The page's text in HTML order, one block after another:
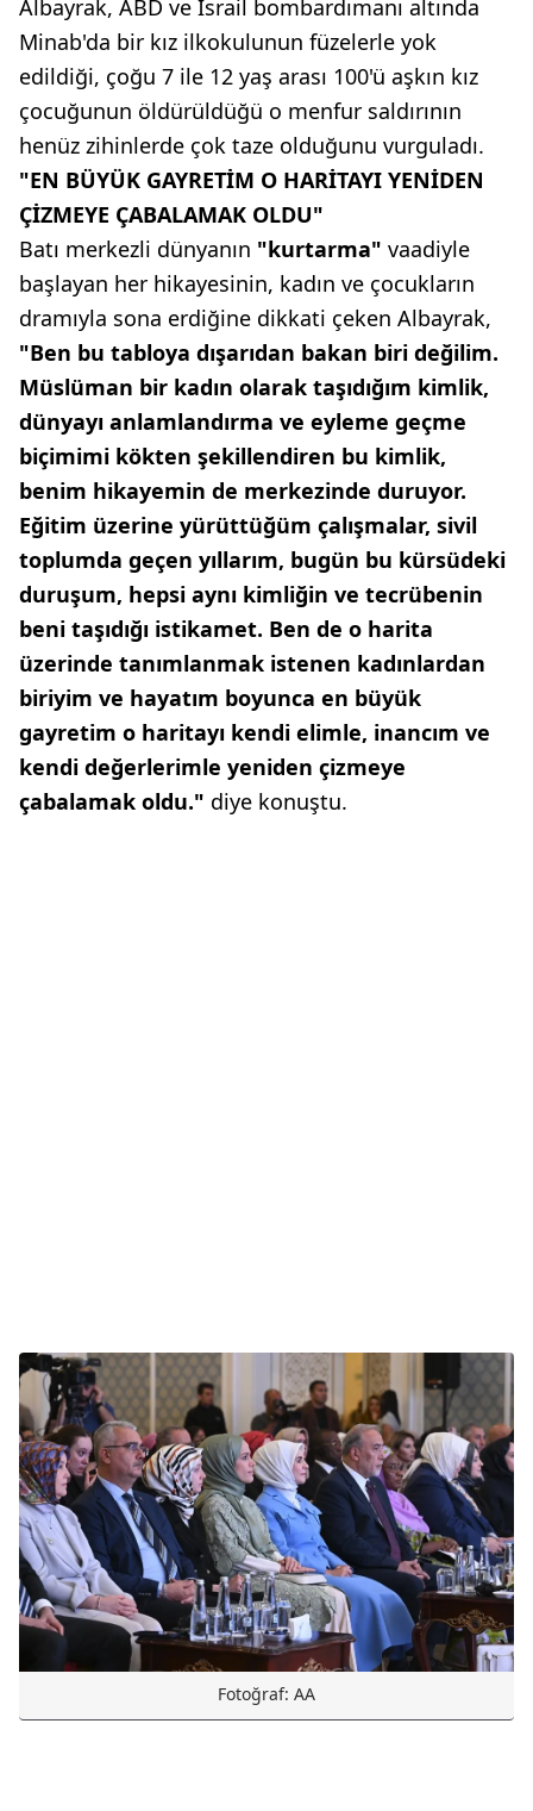
Albayrak, ABD ve İsrail bombardımanı altında
Minab'da bir kız ilkokulunun füzelerle yok
edildiği, çoğu 7 ile 12 yaş arası 100'ü aşkın kız
çocuğunun öldürüldüğü o menfur saldırının
henüz zihinlerde çok taze olduğunu vurguladı.
"EN BÜYÜK GAYRETİM O HARİTAYI YENİDEN
ÇİZMEYE ÇABALAMAK OLDU"
Batı merkezli dünyanın "kurtarma" vaadiyle
başlayan her hikayesinin, kadın ve çocukların
dramıyla sona erdiğine dikkati çeken Albayrak,
"Ben bu tabloya dışarıdan bakan biri değilim.
Müslüman bir kadın olarak taşıdığım kimlik,
dünyayı anlamlandırma ve eyleme geçme
biçimimi kökten şekillendiren bu kimlik,
benim hikayemin de merkezinde duruyor.
Eğitim üzerine yürüttüğüm çalışmalar, sivil
toplumda geçen yıllarım, bugün bu kürsüdeki
duruşum, hepsi aynı kimliğin ve tecrübenin
beni taşıdığı istikamet. Ben de o harita
üzerinde tanımlanmak istenen kadınlardan
biriyim ve hayatım boyunca en büyük
gayretim o haritayı kendi elimle, inancım ve
kendi değerlerimle yeniden çizmeye
çabalamak oldu." diye konuştu.
Fotoğraf: AA